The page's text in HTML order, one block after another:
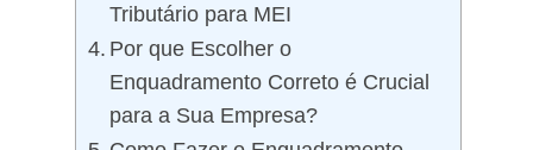
Tributário para MEI
Por que Escolher o
Enquadramento Correto é Crucial
para a Sua Empresa?